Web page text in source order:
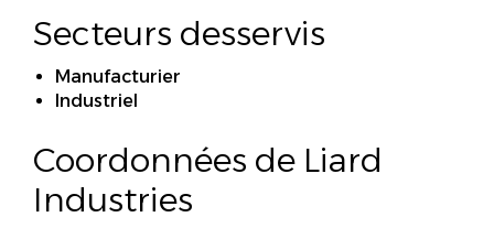
Secteurs desservis
Manufacturier
Industriel
Coordonnées de Liard
Industries